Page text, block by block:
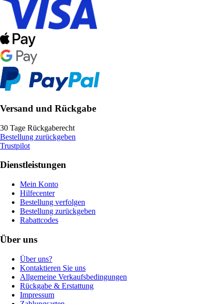
Versand und Rückgabe
30 Tage Rückgaberecht
Bestellung zurückgeben
Trustpilot
Dienstleistungen
Mein Konto
Hilfecenter
Bestellung verfolgen
Bestellung zurückgeben
Rabattcodes
Über uns
Über uns?
Kontaktieren Sie uns
Allgemeine Verkaufsbedingungen
Rückgabe & Erstattung
Impressum